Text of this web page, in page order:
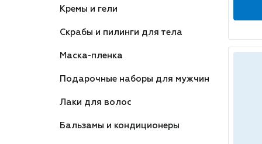
Кремы и гели
Скрабы и пилинги для тела
Маска-пленка
Подарочные наборы для мужчин
Лаки для волос
Бальзамы и кондиционеры